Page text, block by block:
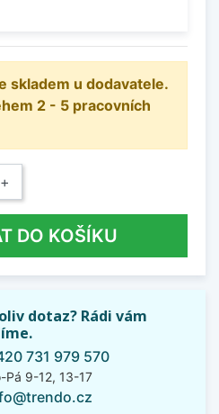
skladem u dodavatele.
2 - 5 pracovních
+
DO KOŠÍKU
dotaz? Rádi vám
731 979 570
Pá 9-12, 13-17